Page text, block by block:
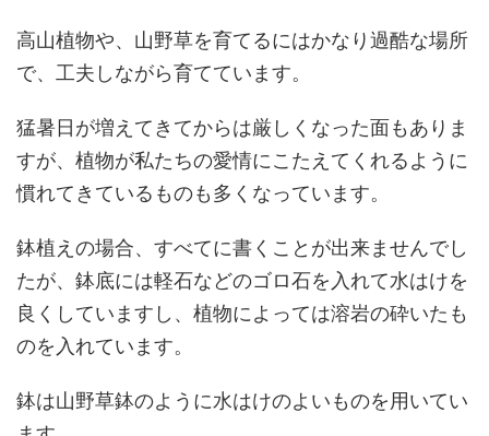
高山植物や、山野草を育てるにはかなり過酷な場所
で、工夫しながら育てています。
猛暑日が増えてきてからは厳しくなった面もありま
すが、植物が私たちの愛情にこたえてくれるように
慣れてきているものも多くなっています。
鉢植えの場合、すべてに書くことが出来ませんでし
たが、鉢底には軽石などのゴロ石を入れて水はけを
良くしていますし、植物によっては溶岩の砕いたも
のを入れています。
鉢は山野草鉢のように水はけのよいものを用いてい